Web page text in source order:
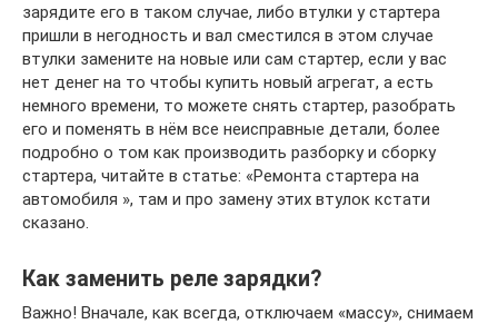
зарядите его в таком случае, либо втулки у стартера
пришли в негодность и вал сместился в этом случае
втулки замените на новые или сам стартер, если у вас
нет денег на то чтобы купить новый агрегат, а есть
немного времени, то можете снять стартер, разобрать
его и поменять в нём все неисправные детали, более
подробно о том как производить разборку и сборку
стартера, читайте в статье: «Ремонта стартера на
автомобиля », там и про замену этих втулок кстати
сказано.
Как заменить реле зарядки?
Важно! Вначале, как всегда, отключаем «массу», снимаем